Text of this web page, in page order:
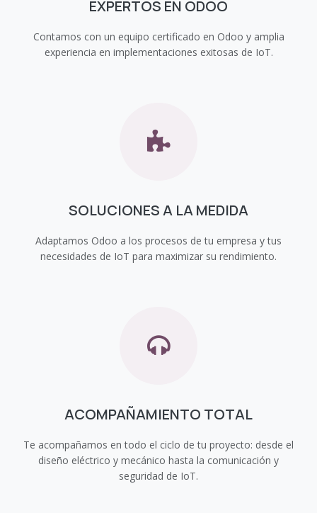
EXPERTOS EN ODOO
Contamos con un equipo certificado en Odoo y amplia
experiencia en implementaciones exitosas de IoT.
SOLUCIONES A LA MEDIDA
Adaptamos Odoo a los procesos de tu empresa y tus
necesidades de IoT para maximizar su rendimiento.
ACOMPAÑAMIENTO TOTAL
Te acompañamos en todo el ciclo de tu proyecto: desde el
diseño eléctrico y mecánico hasta la comunicación y
seguridad de IoT.